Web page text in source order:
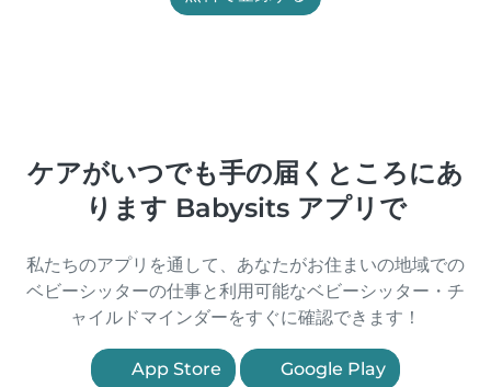
ケアがいつでも手の届くところにあ
ります Babysits アプリで
私たちのアプリを通して、あなたがお住まいの地域での
ベビーシッターの仕事と利用可能なベビーシッター・チ
ャイルドマインダーをすぐに確認できます！
App Store Google Play